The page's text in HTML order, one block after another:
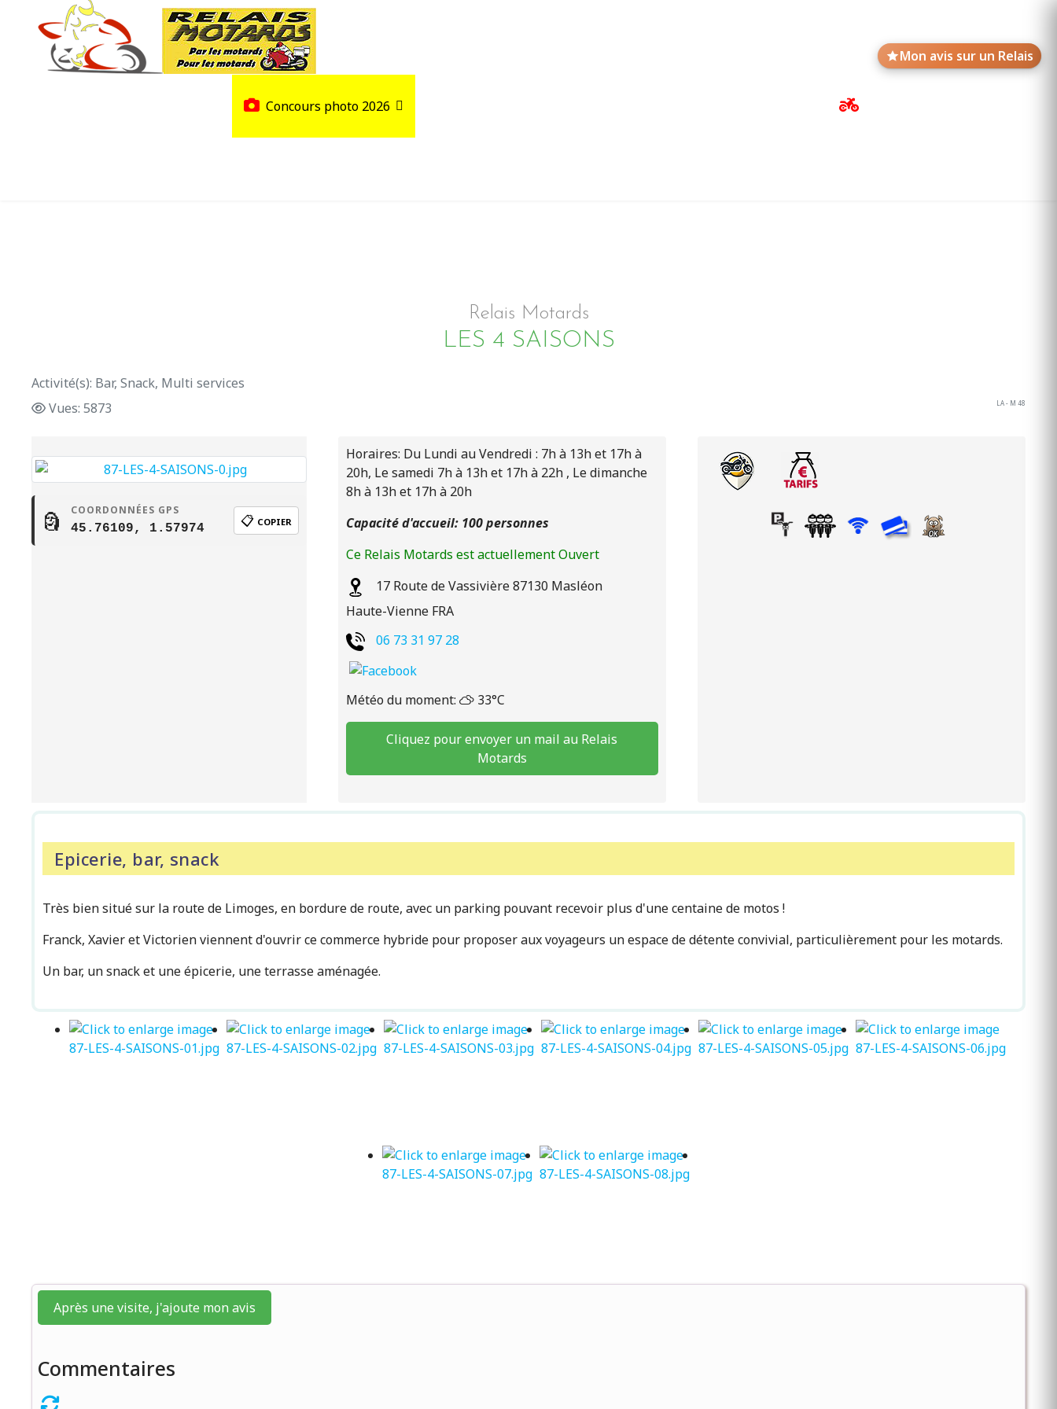
Mon avis sur un Relais
Concours photo 2026
Relais Motards
LES 4 SAISONS
Activité(s): Bar, Snack, Multi services
Vues: 5873
LA - M 48
🗿 COORDONNÉES GPS
45.76109, 1.57974 📋 COPIER
Horaires: Du Lundi au Vendredi : 7h à 13h et 17h à
20h, Le samedi 7h à 13h et 17h à 22h , Le dimanche
8h à 13h et 17h à 20h
Capacité d'accueil: 100 personnes
Ce Relais Motards est actuellement Ouvert
17 Route de Vassivière87130 Masléon
Haute-Vienne FRA
06 73 31 97 28
Météo du moment: 33°C
Cliquez pour envoyer un mail au Relais
Motards
Epicerie, bar, snack
Très bien situé sur la route de Limoges, en bordure de route, avec un parking pouvant recevoir plus d'une centaine de motos !
Franck, Xavier et Victorien viennent d'ouvrir ce commerce hybride pour proposer aux voyageurs un espace de détente convivial, particulièrement pour les motards.
Un bar, un snack et une épicerie, une terrasse aménagée.
Après une visite, j'ajoute mon avis
Commentaires